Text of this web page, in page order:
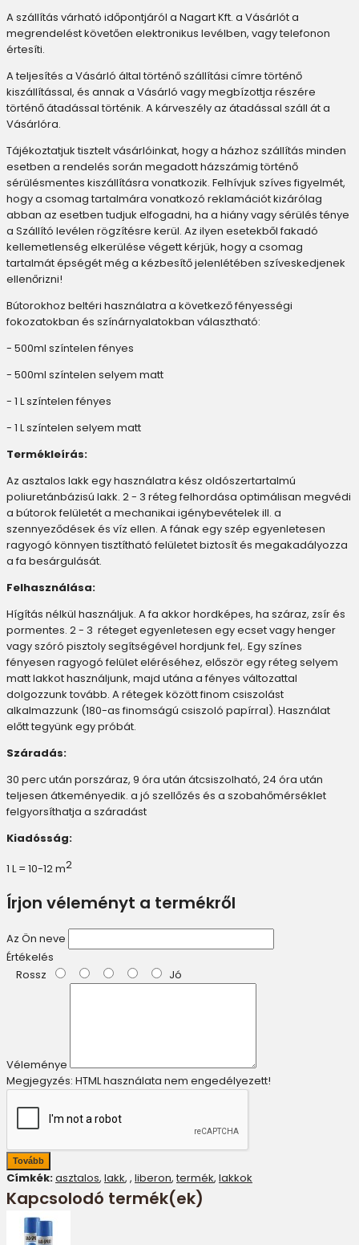
A szállítás várható időpontjáról a Nagart Kft. a Vásárlót a
megrendelést követően elektronikus levélben, vagy telefonon
értesíti.
A teljesítés a Vásárló által történő szállítási címre történő
kiszállítással, és annak a Vásárló vagy megbízottja részére
történő átadással történik. A kárveszély az átadással száll át a
Vásárlóra.
Tájékoztatjuk tisztelt vásárlóinkat, hogy a házhoz szállítás minden
esetben a rendelés során megadott házszámig történő
sérülésmentes kiszállításra vonatkozik. Felhívjuk szíves figyelmét,
hogy a csomag tartalmára vonatkozó reklamációt kizárólag
abban az esetben tudjuk elfogadni, ha a hiány vagy sérülés ténye
a Szállító levélen rögzítésre kerül. Az ilyen esetekből fakadó
kellemetlenség elkerülése végett kérjük, hogy a csomag
tartalmát épségét még a kézbesítő jelenlétében szíveskedjenek
ellenőrizni!
Bútorokhoz beltéri használatra a következő fényességi
fokozatokban és színárnyalatokban választható:
- 500ml színtelen fényes
- 500ml színtelen selyem matt
- 1 L színtelen fényes
- 1 L színtelen selyem matt
Termékleírás:
Az asztalos lakk egy használatra kész oldószertartalmú
poliuretánbázisú lakk. 2 - 3 réteg felhordása optimálisan megvédi
a bútorok felületét a mechanikai igénybevételek ill. a
szennyeződések és víz ellen. A fának egy szép egyenletesen
ragyogó könnyen tisztítható felületet biztosít és megakadályozza
a fa besárgulását.
Felhasználása:
Hígítás nélkül használjuk. A fa akkor hordképes, ha száraz, zsír és
pormentes. 2 - 3 réteget egyenletesen egy ecset vagy henger
vagy szóró pisztoly segítségével hordjunk fel,. Egy színes
fényesen ragyogó felület eléréséhez, először egy réteg selyem
matt lakkot használjunk, majd utána a fényes változattal
dolgozzunk tovább. A rétegek között finom csiszolást
alkalmazzunk (180-as finomságú csiszoló papírral). Használat
előtt tegyünk egy próbát.
Száradás:
30 perc után porszáraz, 9 óra után átcsiszolható, 24 óra után
teljesen átkeményedik. a jó szellőzés és a szobahőmérséklet
felgyorsíthatja a száradást
Kiadósság:
1 L = 10-12 m2
Írjon véleményt a termékről
Az Ön neve
Értékelés
Rossz
Jó
Véleménye
Megjegyzés: HTML használata nem engedélyezett!
Tovább
Címkék:asztalos, lakk, , liberon,termék, lakkok
Kapcsolodó termék(ek)